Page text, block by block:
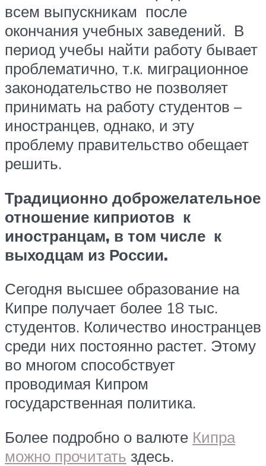
всем выпускникам после
окончания учебных заведений. В
период учебы найти работу бывает
проблематично, т.к. миграционное
законодательство не позволяет
принимать на работу студентов –
иностранцев, однако, и эту
проблему правительство обещает
решить.
Традиционно доброжелательное
отношение киприотов к
иностранцам, в том числе к
выходцам из России.
Сегодня высшее образование на
Кипре получает более 18 тыс.
студентов. Количество иностранцев
среди них постоянно растет. Этому
во многом способствует
проводимая Кипром
государственная политика.
Более подробно о валюте Кипра
можно прочитать здесь.